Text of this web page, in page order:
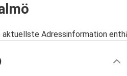
Adressinformation